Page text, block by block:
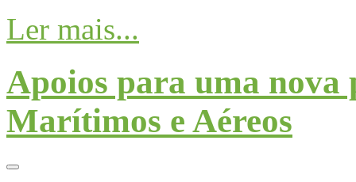
Ler mais...
Apoios para uma nova
Marítimos e Aéreos